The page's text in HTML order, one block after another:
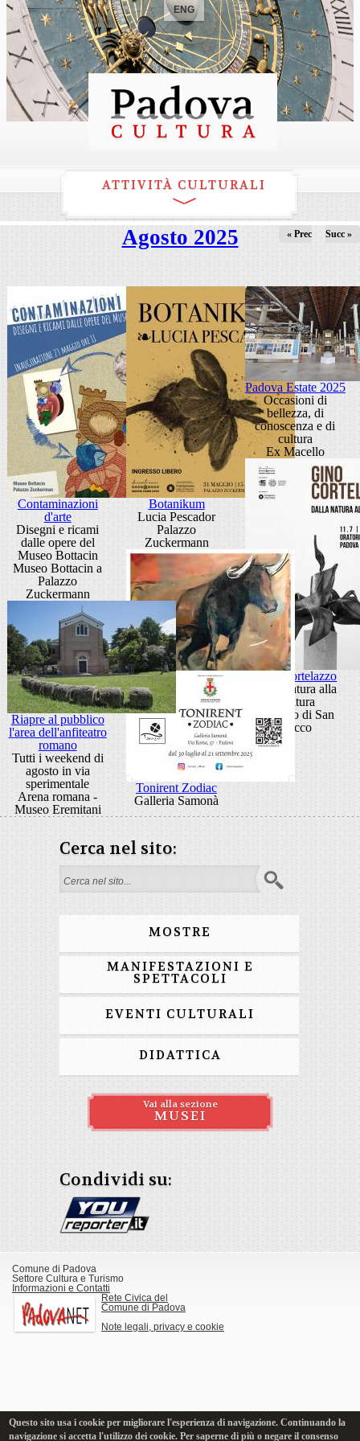
ENG
ATTIVITÀ CULTURALI
Agosto 2025 « Prec Succ »
Contaminazioni
d'arte
Disegni e ricami
dalle opere del
Museo Bottacin
Museo Bottacin a
Palazzo
Zuckermann
Botanikum
Lucia Pescador
Palazzo
Zuckermann
Padova Estate 2025
Occasioni di
bellezza, di
conoscenza e di
cultura
Ex Macello
Gino Cortelazzo
Dalla natura alla
scultura
Oratorio di San
Rocco
Tonirent Zodiac
Galleria Samonà
Riapre al pubblico
l'area dell'anfiteatro
romano
Tutti i weekend di
agosto in via
sperimentale
Arena romana -
Museo Eremitani
Cerca nel sito:
Form di ricerca
MOSTRE
MANIFESTAZIONI E
SPETTACOLI
EVENTI CULTURALI
DIDATTICA
Vai alla sezione
MUSEI
Condividi su:
Comune di Padova
Settore Cultura e Turismo
Informazioni e Contatti
Rete Civica del
Comune di Padova
Note legali, privacy e cookie
Questo sito usa i cookie per migliorare l'esperienza di navigazione. Continuando la
navigazione si accetta l'utilizzo dei cookie. Per saperne di più o negare il consenso